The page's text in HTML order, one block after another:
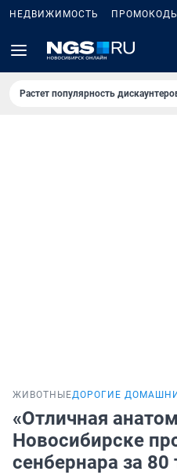
НЕДВИЖИМОСТЬ ПРОМОКОДЫ
Растет популярность
ЖИВОТНЫЕДОРОГИЕ
«Отличная
Новосибирске
сенбернара за 80